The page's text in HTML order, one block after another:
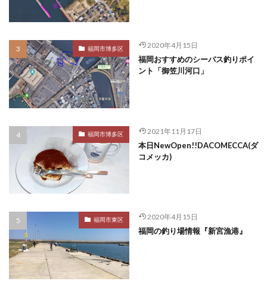
福岡市博多区 2020年4月15日
福岡おすすめのシーバス釣りポイ
ント「御笠川河口」
福岡市博多区 2021年11月17日
本日NewOpen!!DACOMECCA(ダ
コメッカ)
福岡市東区 2020年4月15日
福岡の釣り場情報『新宮漁港』